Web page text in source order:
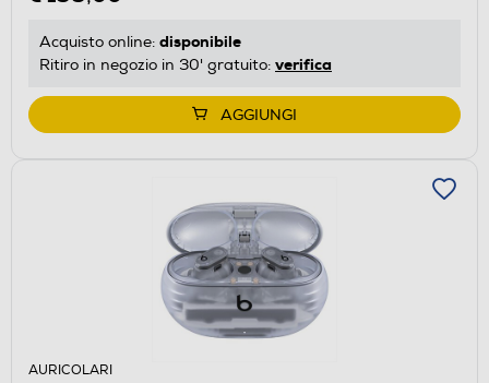
Acquisto online: disponibile
Ritiro in negozio in 30' gratuito: verifica
AGGIUNGI
AURICOLARI